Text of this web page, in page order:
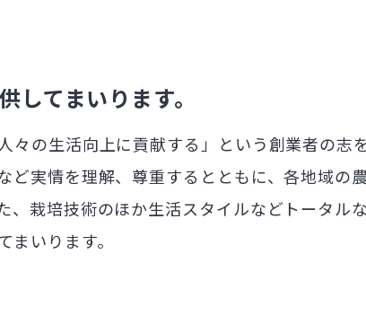
てまいります。
の生活向上に貢献する」という創業者の志
実情を理解、尊重するとともに、各地域の
栽培技術のほか生活スタイルなどトータル
いります。